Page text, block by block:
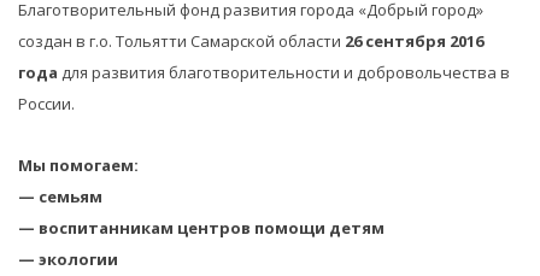
Благотворительный фонд развития города «Добрый город»
создан в г.о. Тольятти Самарской области 26 сентября 2016
года для развития благотворительности и добровольчества в
России.
Мы помогаем:
— семьям
— воспитанникам центров помощи детям
— экологии